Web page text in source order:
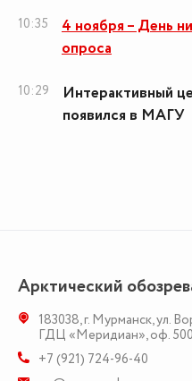
10:35
4 ноября – День
опроса
10:29
Интерактивный
появился в МАГУ
Арктический
183038,г. Мурманск,ул.
ГДЦ «Меридиан», оф. 500
+7 (921) 724-96-40